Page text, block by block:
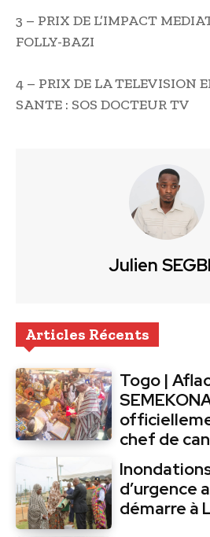
3 – PRIX DE L’IMPACT
FOLLY-BAZI
4 – PRIX DE LA TELEVISION
SANTE : SOS DOCTEUR TV
Julien
Articles Récents
Togo |
chef de
d’urgence
démarre à